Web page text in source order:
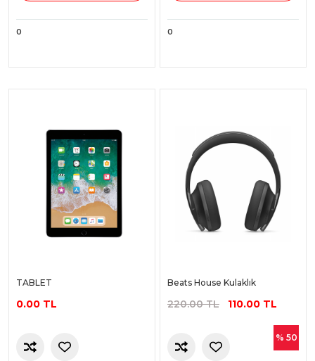
0 0
TABLET
0.00 TL
Beats House Kulaklık
220.00 TL110.00 TL
% 50